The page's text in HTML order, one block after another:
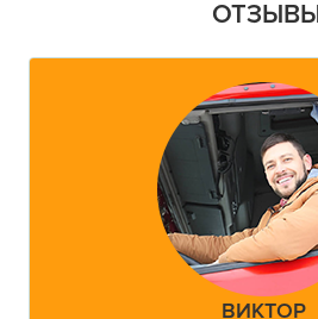
ОТЗЫВЫ
ВИКТОР